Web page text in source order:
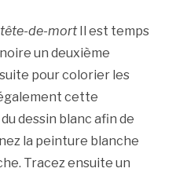
de-mortIl est temps
un deuxième
pour colorier les
cette
dessin blanc afin de
la peinture blanche
Tracez ensuite un